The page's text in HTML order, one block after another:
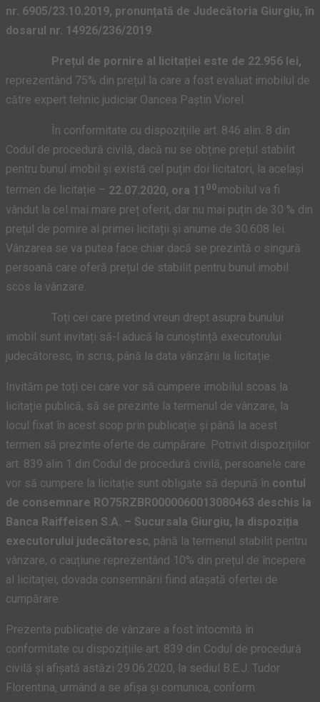
nr. 6905/23.10.2019, pronunțată de Judecătoria Giurgiu, în
dosarul nr. 14926/236/2019.
Prețul de pornire al licitației este de 22.956 lei,
reprezentând 75% din prețul la care a fost evaluat imobilul de
către expert tehnic judiciar Oancea Paștin Viorel.
În conformitate cu dispozițiile art. 846 alin. 8 din
Codul de procedură civilă, dacă nu se obține prețul stabilit
pentru bunul imobil și există cel puțin doi licitatori, la același
termen de licitație – 22.07.2020, ora 11 00 imobilul va fi
vândut la cel mai mare preț oferit, dar nu mai puțin de 30 % din
prețul de pornire al primei licitații și anume de 30.608 lei.
Vânzarea se va putea face chiar dacă se prezintă o singură
persoană care oferă prețul de stabilit pentru bunul imobil
scos la vânzare.
Toți cei care pretind vreun drept asupra bunului
imobil sunt invitați să-l aducă la cunoștință executorului
judecătoresc, în scris, până la data vânzării la licitație.
Invităm pe toți cei care vor să cumpere imobilul scoas la
licitație publică, să se prezinte la termenul de vânzare, la
locul fixat în acest scop prin publicație și până la acest
termen să prezinte oferte de cumpărare. Potrivit dispozițiilor
art. 839 alin 1 din Codul de procedură civilă, persoanele care
vor să cumpere la licitație sunt obligate să depună în contul
de consemnare RO75RZBR0000060013080463 deschis la
Banca Raiffeisen S.A. – Sucursala Giurgiu, la dispoziția
executorului judecătoresc, până la termenul stabilit pentru
vânzare, o cauțiune reprezentând 10% din prețul de începere
al licitației, dovada consemnării fiind atașată ofertei de
cumpărare.
Prezenta publicație de vânzare a fost întocmită în
conformitate cu dispozițiile art. 839 din Codul de procedură
civilă și afișată astăzi 29.06.2020, la sediul B.E.J. Tudor
Florentina, urmând a se afișa și comunica, conform